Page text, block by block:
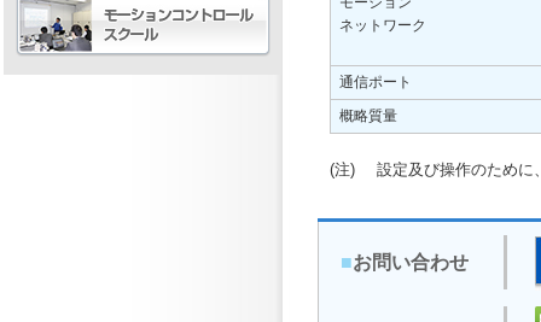
ネットワーク
通信ポート
概略質量
(注) 設定及び操作のために
■お問い合わせ